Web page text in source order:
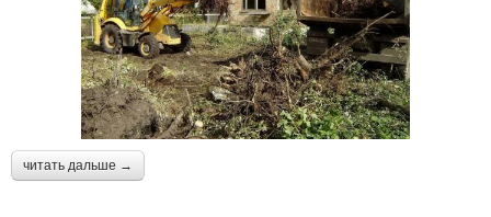
читать дальше →